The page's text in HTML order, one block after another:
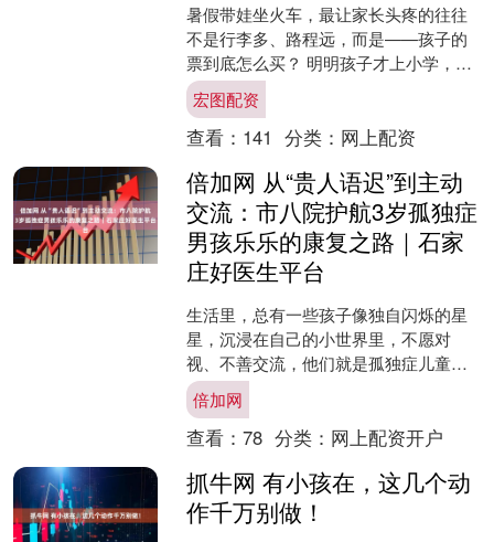
暑假带娃坐火车，最让家长头疼的往往
不是行李多、路程远，而是——孩子的
票到底怎么买？ 明明孩子才上小学，身
高却已经蹭蹭窜到了1米5。如果还按过
去“看身高”的老黄历....
宏图配资
查看： 141 分类： 网上配资
倍加网 从“贵人语迟”到主动
交流：市八院护航3岁孤独症
男孩乐乐的康复之路｜石家
庄好医生平台
生活里，总有一些孩子像独自闪烁的星
星，沉浸在自己的小世界里，不愿对
视、不善交流，他们就是孤独症儿童。
但不少家长存有育儿误区，误以为孩子
沉默孤僻只是发育偏晚、年纪....
倍加网
查看： 78 分类： 网上配资开户
抓牛网 有小孩在，这几个动
作千万别做！